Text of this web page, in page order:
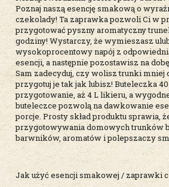
Poznaj naszą esencję smakową o
czekolady! Ta zaprawka pozwoli Ci w
przygotować pyszny aromatyczny
godziny! Wystarczy, że wymieszasz
wysokoprocentowy napój z
esencji, a następnie pozostawisz na
Sam zadecyduj, czy wolisz trunki mniej
przygotuj je tak jak lubisz! Buteleczka
przygotowanie, aż 4 L likieru, a
buteleczce pozwolą na dawkowanie
porcje. Prosty skład produktu sprawia,
przygotowywania domowych trunków
barwników, aromatów i polepszaczy
Jak użyć esencji smakowej / zaprawki